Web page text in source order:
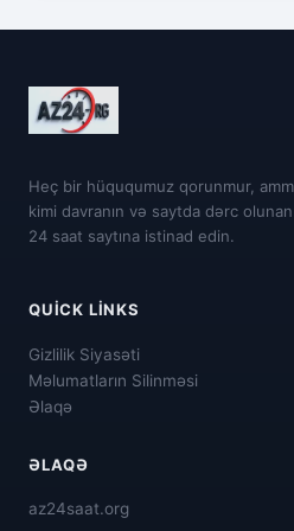
Heç bir hüququmuz qorunmur,
kimi davranın və saytda dərc
24 saat saytına istinad edin.
QUICK LINKS
Gizlilik Siyasəti
Məlumatların Silinməsi
Əlaqə
ƏLAQƏ
az24saat.org